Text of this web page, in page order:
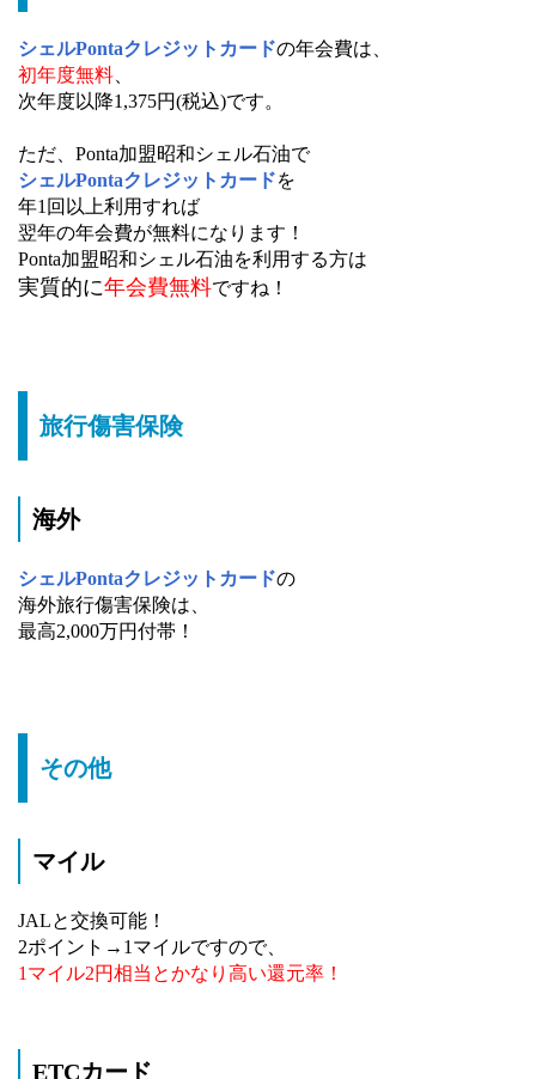
シェルPontaクレジットカードの年会費は、
初年度無料
次年度以降1,375円(税込)です。
ただ、Ponta加盟昭和シェル石油で
シェルPontaクレジットカードを
年1回以上利用すれば
翌年の年会費が無料になります！
Ponta加盟昭和シェル石油を利用する方は
実質的に年会費無料ですね！
旅行傷害保険
海外
シェルPontaクレジットカードの
海外旅行傷害保険は、
最高2,000万円付帯！
その他
マイル
JALと交換可能！
2ポイント→1マイルですので、
1マイル2円相当とかなり高い還元率！
ETCカード